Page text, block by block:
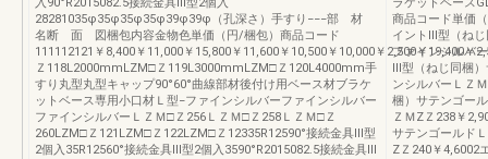
28281035φ35φ35φ35φ39φ39φ（孔深さ）手すり−−−部 材
名断 面 図梱包内容金物色単価（円/梱包）商品コード
111112121￥8,400￥11,000￥15,800￥11,600￥10,500￥10,000￥2,500￥19,400￥
Ｚ118L2000mmLZM□Ｚ119L3000mmLZM□Ｚ120L4000mm手
すり丸型丸型キャップ90°60°曲線部材後付け用ベース材ブラケ
ットベース専用小口材Ｌ型−ファインシルバーファインシルバー
ファインシルバーＬＺＭ□Ｚ256ＬＺＭ□Ｚ258ＬＺＭ□Ｚ
260LZM□Ｚ121LZM□Ｚ122LZM□Ｚ12335R12590°接続金具Ⅲ型
2個入35R12560°接続金具Ⅲ型2個入3590°R2015082.5接続金具Ⅲ
商品コード単価
イントⅢ型（ね
ファインシルバ
Ⅲ型（ねじ同梱
ンシルバーＬＺ
梱）サテンゴー
ＺＭZＺ238￥
サテンゴールド
ZＺ240￥4,6002